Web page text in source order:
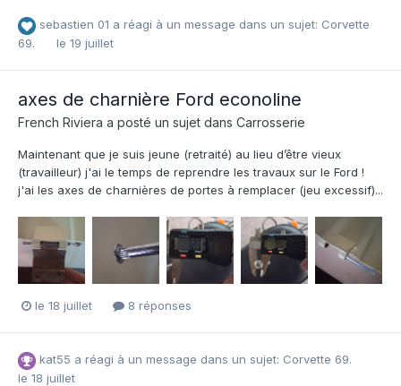
sebastien 01 a réagi à un message dans un sujet: Corvette
69.
le 19 juillet
axes de charnière Ford econoline
French Riviera a posté un sujet dans Carrosserie
Maintenant que je suis jeune (retraité) au lieu d’être vieux
(travailleur) j'ai le temps de reprendre les travaux sur le Ford !
j'ai les axes de charnières de portes à remplacer (jeu excessif)...
le 18 juillet 8 réponses
kat55 a réagi à un message dans un sujet: Corvette 69.
le 18 juillet